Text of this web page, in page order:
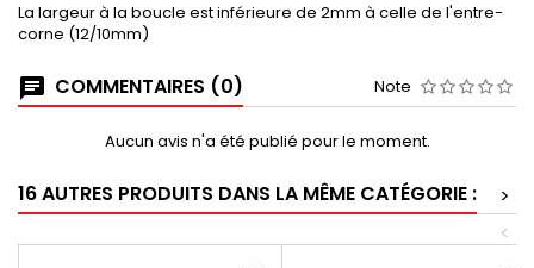
La largeur à la boucle est inférieure de 2mm à celle de l'entre-
corne (12/10mm)
COMMENTAIRES (0) Note
Aucun avis n'a été publié pour le moment.
16 AUTRES PRODUITS DANS LA MÊME CATÉGORIE :
>
<